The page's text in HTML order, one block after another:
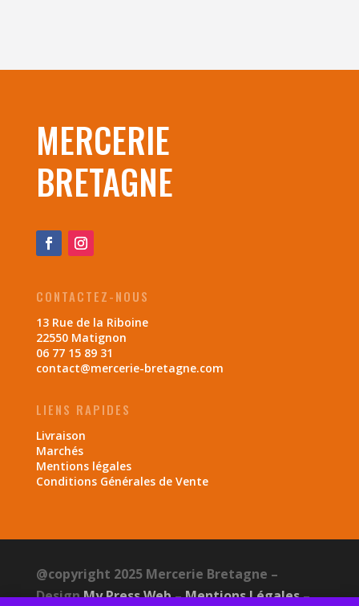
MERCERIE
BRETAGNE
CONTACTEZ-NOUS
13 Rue de la Riboine
22550 Matignon
06 77 15 89 31
contact@mercerie-bretagne.com
LIENS RAPIDES
Livraison
Marchés
Mentions légales
Conditions Générales de Vente
@copyright 2025 Mercerie Bretagne –
DesignMy Press Web–Mentions Légales–